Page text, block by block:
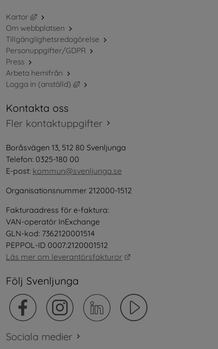
Kartor
Länk till annan webbplats, öppnas i nytt fönster.
Om webbplatsen
Tillgänglighetsredogörelse
Personuppgifter/GDPR
Press
Arbeta hemifrån
Logga in (anställd)
Länk till annan webbplats, öppnas i nytt
Kontakta oss
Fler kontaktuppgifter
Boråsvägen 13, 512 80 Svenljunga
Telefon: 0325-180 00
E-post: kommun@svenljunga.se
Organisationsnummer 212000-1512
Fakturaadress för e-faktura:
VAN-operatör InExchange
GLN-kod: 7362120001514
PEPPOL-ID 0007:2120001512
Läs mer om leverantörsfakturor
Följ Svenljunga
Sociala medier